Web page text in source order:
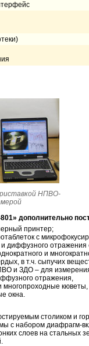
НПВО-
дополнительно
принтер;
с
и диффузного
и
в т.ч. сыпучих
и ЗДО – для
отражения,
многопроходные кюветы,
окна.
столиком и
с набором диафрагм-
слоев на стальных